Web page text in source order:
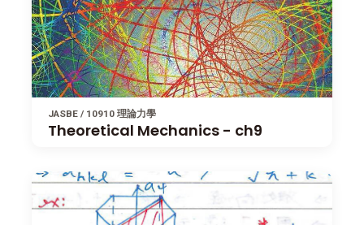
JASBE / 10910 理論力學
Theoretical Mechanics - ch9